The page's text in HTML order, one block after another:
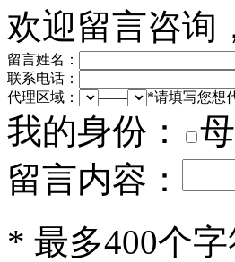
欢迎留言咨询
留言姓名：
联系电话：
代理区域：
—— *请填写您想
我的身份：
留言内容：
* 最多400个